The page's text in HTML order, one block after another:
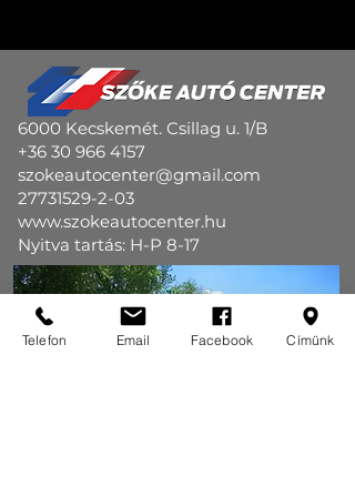
6000 Kecskemét. Csillag u. 1/B
+36 30 966 4157
szokeautocenter@gmail.com
27731529-2-03
www.szokeautocenter.hu
Nyitva tartás: H-P 8-17
Telefon Email Facebook Címünk